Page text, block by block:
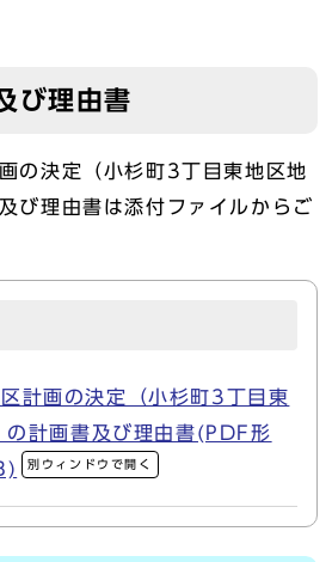
び理由書
の決定（小杉町3丁目東地区地
び理由書は添付ファイルからご
計画の決定（小杉町3丁目東
の計画書及び理由書(PDF形
別ウィンドウで開く